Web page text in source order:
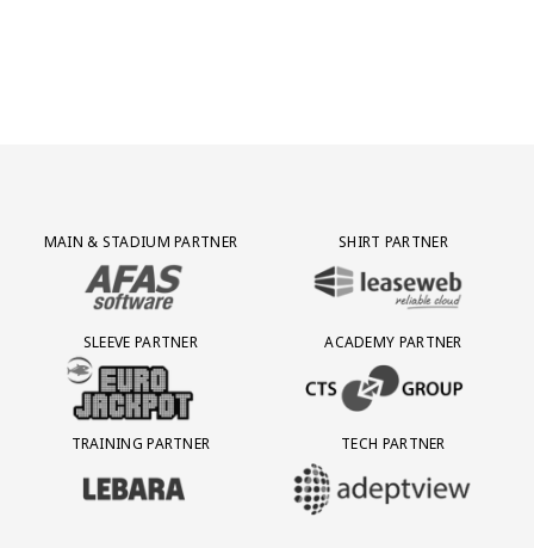
Partner Logos Grid
MAIN & STADIUM PARTNER
BEZOEK ONZE MAIN & STADIUM PARTNER AFAS SOFTWARE
SHIRT PARTNER
BEZOEK ONZE SHIRT PARTNER
SLEEVE PARTNER
BEZOEK ONZE SLEEVE PARTNER EUROJACKPOT
ACADEMY PARTNER
BEZOEK ONZE ACADEMY
TRAINING PARTNER
BEZOEK ONZE TRAINING PARTNER LEBARA
TECH PARTNER
BEZOEK ONZE TECH PARTNER